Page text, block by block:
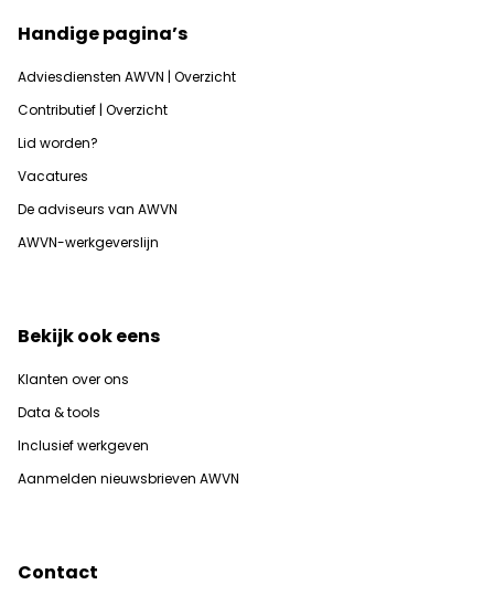
Handige pagina’s
Adviesdiensten AWVN | Overzicht
Contributief | Overzicht
Lid worden?
Vacatures
De adviseurs van AWVN
AWVN-werkgeverslijn
Bekijk ook eens
Klanten over ons
Data & tools
Inclusief werkgeven
Aanmelden nieuwsbrieven AWVN
Contact